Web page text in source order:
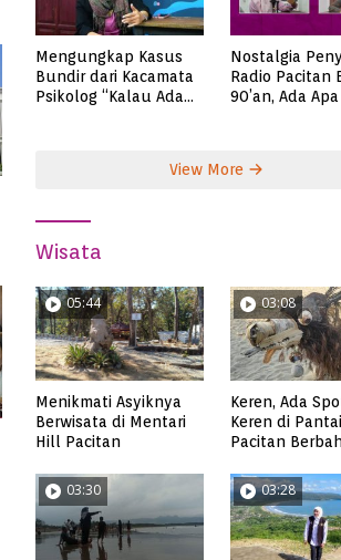
Mengungkap Kasus
Bundir dari Kacamata
Psikolog “Kalau Ada
Nostalgia
Radio Pacitan
90’an, Ada
View More
Wisata
05:44
Menikmati Asyiknya
Berwisata di Mentari
Hill Pacitan
03:08
Keren, Ada
Keren di
Pacitan
03:30 03:28